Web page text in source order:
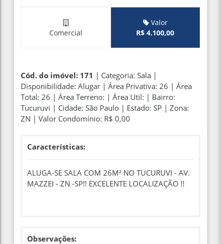
Comercial
Valor
R$ 4.100,00
Cód. do imóvel: 171 | Categoria: Sala |
Disponibilidade: Alugar | Área Privativa: 26 | Área
Total: 26 | Área Terreno: | Área Util: | Bairro:
Tucuruvi | Cidade: São Paulo | Estado: SP | Zona:
ZN | Valor Condomínio: R$ 0,00
Características:
ALUGA-SE SALA COM 26M² NO TUCURUVI - AV.
MAZZEI - ZN -SP!! EXCELENTE LOCALIZAÇÃO !!
Observações: